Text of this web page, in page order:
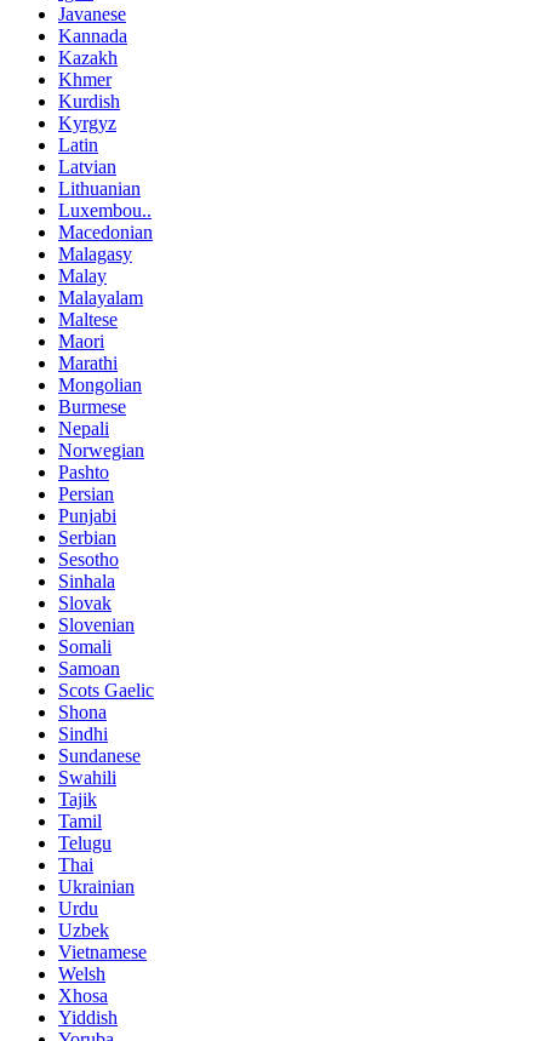
Javanese
Kannada
Kazakh
Khmer
Kurdish
Kyrgyz
Latin
Latvian
Lithuanian
Luxembou..
Macedonian
Malagasy
Malay
Malayalam
Maltese
Maori
Marathi
Mongolian
Burmese
Nepali
Norwegian
Pashto
Persian
Punjabi
Serbian
Sesotho
Sinhala
Slovak
Slovenian
Somali
Samoan
Scots Gaelic
Shona
Sindhi
Sundanese
Swahili
Tajik
Tamil
Telugu
Thai
Ukrainian
Urdu
Uzbek
Vietnamese
Welsh
Xhosa
Yiddish